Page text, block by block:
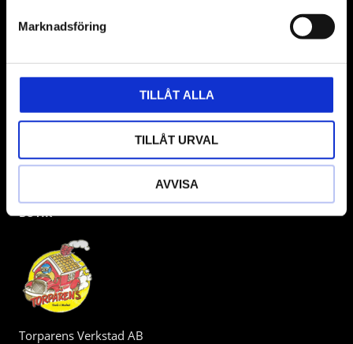
Marknadsföring
TILLÅT ALLA
TILLÅT URVAL
AVVISA
gärna om vad som helst då vi gör vårt yttersta för att hjälpa
kunden.
BUTIK
Torparens Verkstad AB